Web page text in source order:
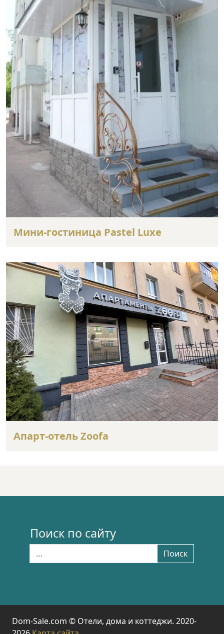
Мини-гостиница Pastel Luxe
Апарт-отель Zoofa
Поиск по сайту
Поиск
Dom-Sale.com © Отели, дома и коттеджи. 2020-